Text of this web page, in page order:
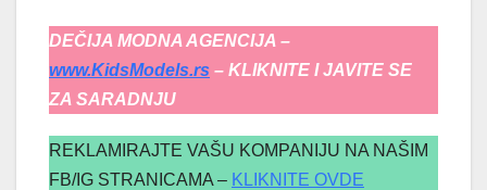
DEČIJA MODNA AGENCIJA –
www.KidsModels.rs – KLIKNITE I JAVITE SE
ZA SARADNJU
REKLAMIRAJTE VAŠU KOMPANIJU NA NAŠIM
FB/IG STRANICAMA – KLIKNITE OVDE